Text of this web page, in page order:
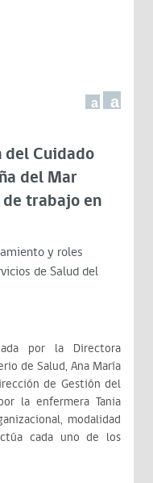
a a
del Cuidado
del Mar
trabajo en
y roles
de Salud del
por la Directora
de Salud, Ana María
de Gestión del
la enfermera Tania
modalidad
cada uno de los